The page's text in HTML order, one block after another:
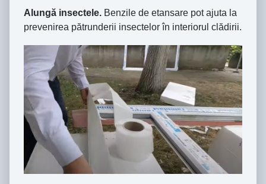
Alungă insectele. Benzile de etansare pot ajuta la
prevenirea pătrunderii insectelor în interiorul clădirii.